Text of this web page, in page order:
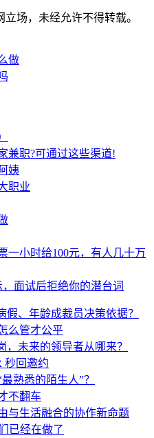
场，未经允许不得转载。
做
兼职?可通过这些渠道!
姨
职业
一小时给100元，有人几十万
面试后拒绝你的潜台词
假、年龄成裁员决策依据？
么管才公平
，未来的领导者从哪来？
秒回邀约
熟悉的陌生人”？
不翻车
与生活融合的协作新命题
已经在做了